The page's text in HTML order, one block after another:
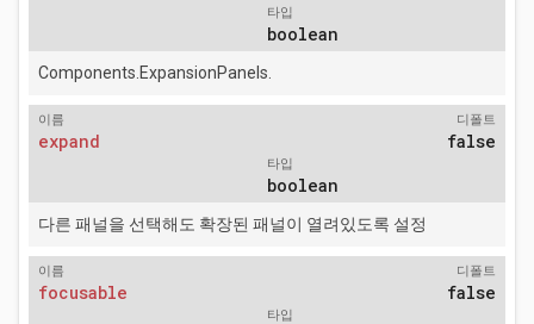
타입
boolean
Components.ExpansionPanels.
이름
expand
디폴트
false
타입
boolean
다른 패널을 선택해도 확장된 패널이 열려있도록 설정
이름
focusable
디폴트
false
타입